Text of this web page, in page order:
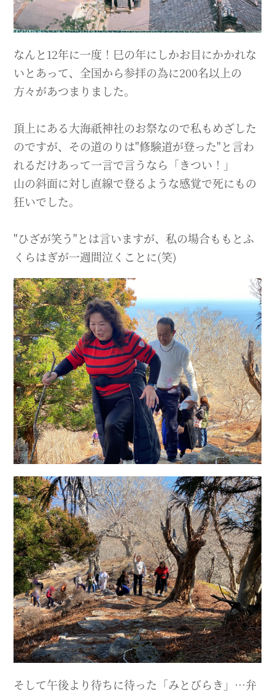
なんと12年に一度！巳の年にしかお目にかかれな
いとあって、全国から参拝の為に200名以上の
方々があつまりました。
頂上にある大海祇神社のお祭なので私もめざした
のですが、その道のりは"修験道が登った"と言わ
れるだけあって一言で言うなら「きつい！」
山の斜面に対し直線で登るような感覚で死にもの
狂いでした。
"ひざが笑う"とは言いますが、私の場合ももとふ
くらはぎが一週間泣くことに(笑)
そして午後より待ちに待った「みとびらき」…弁